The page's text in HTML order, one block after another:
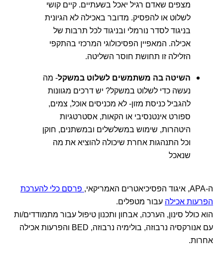
מצפים שאדם רגיל יאכל בשעתיים. קיים קושי
לשלוט או להפסיק. מדובר באכילה לא הגיונית
בניגוד לסדר נורמלי ובניגוד לכל תרבות של
אכילה. המאפיין הפסיכולוגי המרכזי בהתקפי
הזלילה זו תחושת חוסר השליטה.
השיטה בה משתמשים לשלוט במשקל- מה
נעשה כדי לשלוט במשקל? יש דרכים מגוונות
להגביל כניסת מזון- לא מכניסים אוכל, צמים,
ספורט אינטנסיבי או הקאות, אסטרטגיות
היטהרות, שימוש במשלשלים ובמשתנים, חוקן
וכל התנהגות אחרת שיכולה להוציא את מה
שנאכל
ה-APA, איגוד הפסיכיאטרים האמריקאי,
פרסם כלי להערכת
הפרעות אכילה עבור מטפלים.
הוא כולל סינון, הערכה, אבחון ותכנון טיפול עבור מתמודדים/ות
עם אנורקסיה נרבוזה, בולימיה נרבוזה, BED והפרעות אכילה
אחרות.